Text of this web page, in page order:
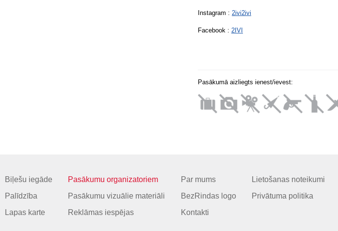
Instagram : 2ivi2ivi
Facebook : 2IVI
Pasākumā aizliegts ienest/ievest:
Biļešu iegāde
Palīdzība
Lapas karte
Pasākumu organizatoriem
Pasākumu vizuālie materiāli
Reklāmas iespējas
Par mums
BezRindas logo
Kontakti
Lietošanas noteikumi
Privātuma politika